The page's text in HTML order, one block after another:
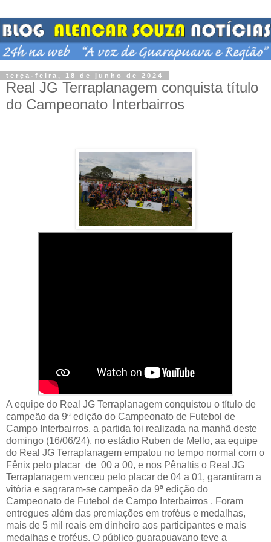
terça-feira, 18 de junho de 2024
Real JG Terraplanagem conquista título
do Campeonato Interbairros
A equipe do Real JG Terraplanagem conquistou o título de
campeão da 9ª edição do Campeonato de Futebol de
Campo Interbairros, a partida foi realizada na manhã deste
domingo (16/06/24), no estádio Ruben de Mello, aa equipe
do Real JG Terraplanagem empatou no tempo normal com o
Fênix pelo placar de 00 a 00, e nos Pênaltis o Real JG
Terraplanagem venceu pelo placar de 04 a 01, garantiram a
vitória e sagraram-se campeão da 9ª edição do
Campeonato de Futebol de Campo Interbairros . Foram
entregues além das premiações em troféus e medalhas,
mais de 5 mil reais em dinheiro aos participantes e mais
medalhas e troféus. O público guarapuavano teve a